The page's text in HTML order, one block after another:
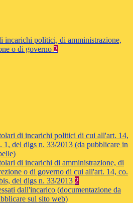
incarichi politici, di amministrazione,
o di governo 2
di incarichi politici di cui all'art. 14,
1, del dlgs n. 33/2013 (da pubblicare in
di incarichi di amministrazione, di
o di governo di cui all'art. 14, co.
del dlgs n. 33/2013 2
dall'incarico (documentazione da
sul sito web)